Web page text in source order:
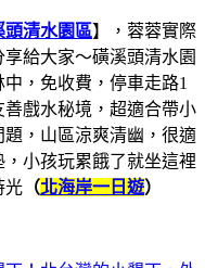
頭清水園區】，蓉蓉實際
給大家～磺溪頭清水園
，免收費，停車走路1
戲水秘境，超適合帶小
，山區涼爽清幽，很適
小孩玩累餓了就坐這裡
光 （北海岸一日遊）